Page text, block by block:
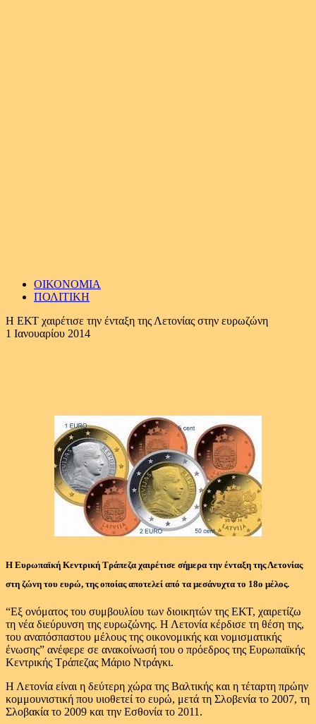
ΟΙΚΟΝΟΜΙΑ
ΠΟΛΙΤΙΚΗ
Η ΕΚΤ χαιρέτισε την ένταξη της Λετονίας στην ευρωζώνη
1 Ιανουαρίου 2014
Η Ευρωπαϊκή Κεντρική Τράπεζα χαιρέτισε σήμερα την ένταξη της Λετονίας
στη ζώνη του ευρώ, της οποίας αποτελεί από τα μεσάνυχτα το 18ο μέλος.
“Εξ ονόματος του συμβουλίου των διοικητών της ΕΚΤ, χαιρετίζω
τη νέα διεύρυνση της ευρωζώνης. Η Λετονία κέρδισε τη θέση της,
του αναπόσπαστου μέλους της οικονομικής και νομισματικής
ένωσης” ανέφερε σε ανακοίνωσή του ο πρόεδρος της Ευρωπαϊκής
Κεντρικής Τράπεζας Μάριο Ντράγκι.
Η Λετονία είναι η δεύτερη χώρα της Βαλτικής και η τέταρτη πρώην
κομμουνιστική που υιοθετεί το ευρώ, μετά τη Σλοβενία το 2007, τη
Σλοβακία το 2009 και την Εσθονία το 2011.